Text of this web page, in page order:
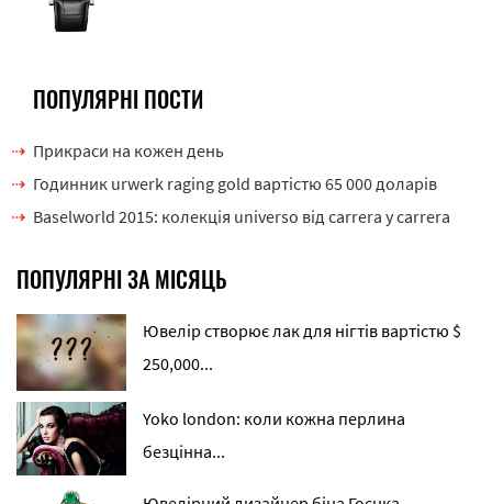
ПОПУЛЯРНІ ПОСТИ
Прикраси на кожен день
Годинник urwerk raging gold вартістю 65 000 доларів
Baselworld 2015: колекція universo від carrera y carrera
ПОПУЛЯРНІ ЗА МІСЯЦЬ
Ювелір створює лак для нігтів вартістю $
250,000...
Yoko london: коли кожна перлина
безцінна...